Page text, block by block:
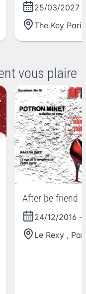
25/03/2027
The Key Paris
vous plaire
After be friend
24/12/2016 -
Le Rexy ,